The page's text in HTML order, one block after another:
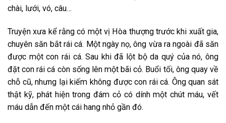
chài, lưới, vó, câu…
Truyện xưa kể rằng có một vị Hòa thượng trước khi xuất gia,
chuyên săn bắt rái cá. Một ngày nọ, ông vừa ra ngoài đã săn
được một con rái cá. Sau khi đã lột bộ da quý của nó, ông
đặt con rái cá còn sống lên một bãi cỏ. Buổi tối, ông quay về
chỗ cũ, nhưng lại kiếm không được con rái cá. Ông quan sát
thật kỹ, phát hiện trong đám cỏ có dính một chút máu, vết
máu dẫn đến một cái hang nhỏ gần đó.